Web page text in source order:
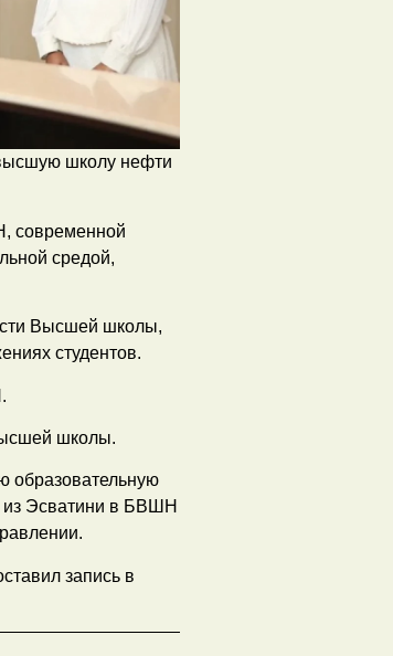
школу нефти
современной
средой,
Высшей школы,
студентов.
школы.
образовательную
из Эсватини в БВШН
запись в